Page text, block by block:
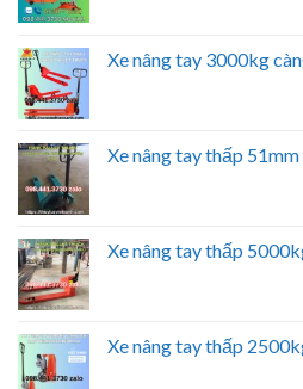
Xe nâng tay 3000kg
Xe nâng tay thấp
Xe nâng tay thấp
Xe nâng tay thấp